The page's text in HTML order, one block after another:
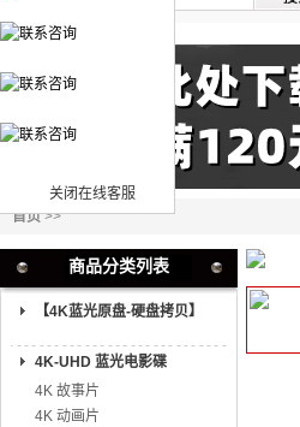
关闭在线客服
首页>>
商品分类列表
【4K蓝光原盘-硬盘拷贝】
4K-UHD 蓝光电影碟
4K 故事片
4K 动画片